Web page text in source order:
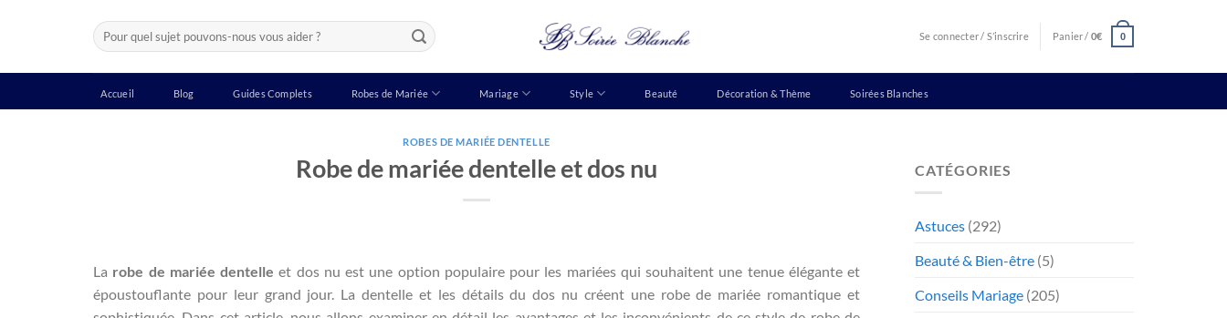
Recherche
pour :
Se connecter / S’inscrire Panier / 0€ 0
Accueil Blog Guides Complets Robes de Mariée Mariage Style Beauté Décoration & Thème Soirées Blanches
ROBES DE MARIÉE DENTELLE
Robe de mariée dentelle et dos nu
La robe de mariée dentelle et dos nu est une option populaire pour les mariées qui souhaitent une tenue élégante et
époustouflante pour leur grand jour. La dentelle et les détails du dos nu créent une robe de mariée romantique et
CATÉGORIES
Astuces (292)
Beauté & Bien-être (5)
Conseils Mariage (205)